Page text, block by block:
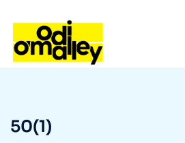
50(1)